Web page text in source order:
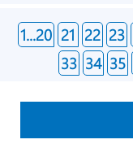
1...20 21 22 23
33 34 35